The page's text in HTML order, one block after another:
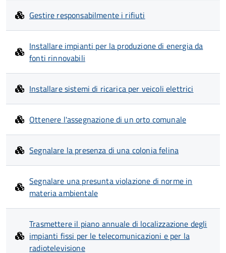
Gestire responsabilmente i rifiuti
Installare impianti per la produzione di energia da
fonti rinnovabili
Installare sistemi di ricarica per veicoli elettrici
Ottenere l'assegnazione di un orto comunale
Segnalare la presenza di una colonia felina
Segnalare una presunta violazione di norme in
materia ambientale
Trasmettere il piano annuale di localizzazione degli
impianti fissi per le telecomunicazioni e per la
radiotelevisione